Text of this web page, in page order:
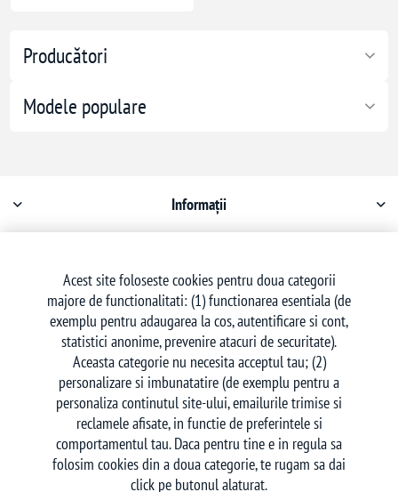
Producători
Modele populare
Informații
Serviciu clienți
Urmăriți-ne
Acest site foloseste cookies pentru doua categorii
majore de functionalitati: (1) functionarea esentiala (de
exemplu pentru adaugarea la cos, autentificare si cont,
statistici anonime, prevenire atacuri de securitate).
Aceasta categorie nu necesita acceptul tau; (2)
personalizare si imbunatatire (de exemplu pentru a
personaliza continutul site-ului, emailurile trimise si
reclamele afisate, in functie de preferintele si
comportamentul tau. Daca pentru tine e in regula sa
folosim cookies din a doua categorie, te rugam sa dai
click pe butonul alaturat.